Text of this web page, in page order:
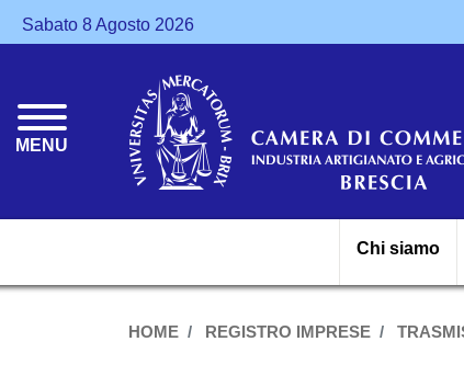
Sabato 8 Agosto 2026
MENU
Chi siamo
HOME REGISTRO IMPRESE